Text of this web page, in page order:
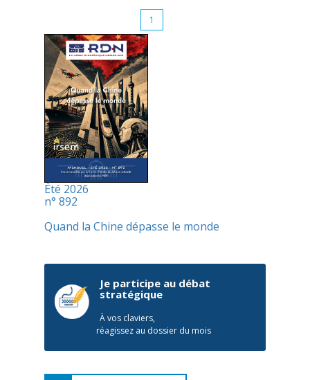
1
Été 2026
n° 892
Quand la Chine dépasse le monde
Je participe au débat
stratégique
À vos claviers,
réagissez au dossier du mois